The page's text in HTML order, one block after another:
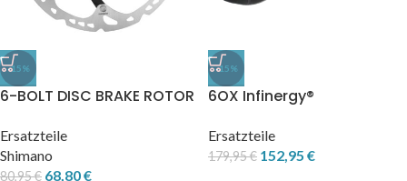
-15%
6-BOLT DISC BRAKE ROTOR
RT86
Ersatzteile
Shimano
80,95€ 68,80€
-15%
6OX Infinergy®
Ersatzteile
179,95€ 152,95 €